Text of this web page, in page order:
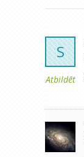
S
Atbildēt